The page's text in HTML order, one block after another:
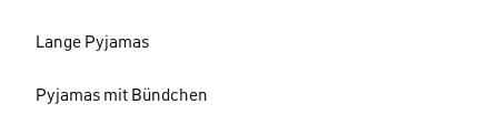
Lange Pyjamas
Pyjamas mit Bündchen